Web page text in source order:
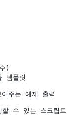
)
플릿
주는 예제 출력
수 있는 스크립트